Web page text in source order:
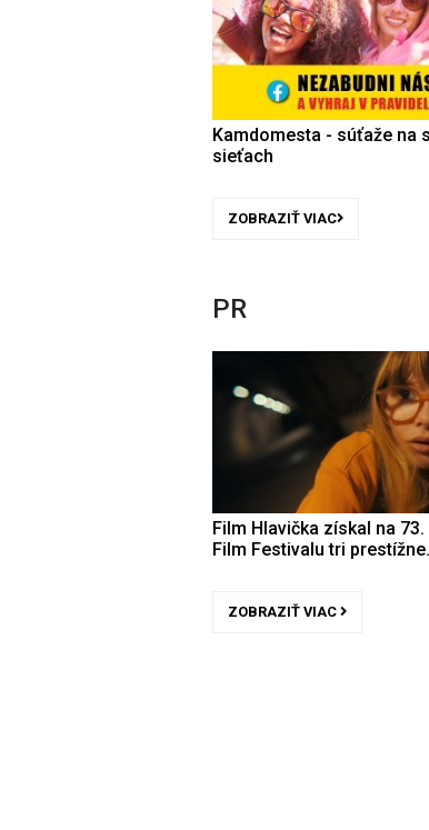
Kamdomesta - súťaže na
sieťach
ZOBRAZIŤ VIAC
PR
Film Hlavička získal na
Film Festivalu tri
ZOBRAZIŤ VIAC